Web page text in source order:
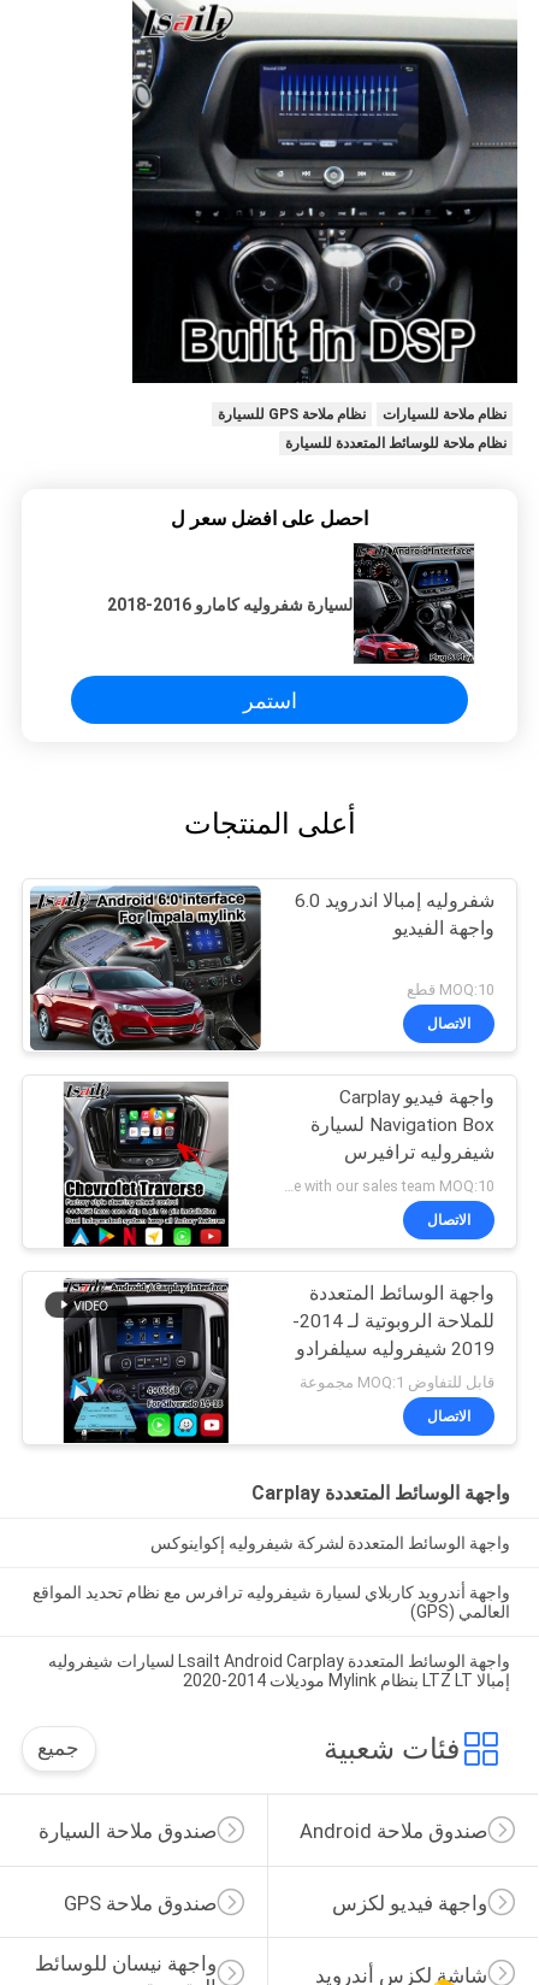
نظام ملاحة للسيارات
نظام ملاحة GPS للسيارة
نظام ملاحة للوسائط المتعددة للسيارة
احصل على افضل سعر ل
لسيارة شفروليه كامارو 2016-2018
استمر
أعلى المنتجات
شفروليه إمبالا اندرويد 6.0
واجهة الفيديو
MOQ:10 قطع
الاتصال
واجهة فيديو Carplay
Navigation Box لسيارة
شيفروليه ترافيرس
android auto
الاتصال
واجهة الوسائط المتعددة
للملاحة الروبوتية لـ 2014-
2019 شيفروليه سيلفرادو
1500 2500 3500 نظام
ميلينك
قابل للتفاوض MOQ:1 مجموعة
الاتصال
واجهة الوسائط المتعددة Carplay
واجهة الوسائط المتعددة لشركة شيفروليه إكواينوكس
واجهة أندرويد كاربلاي لسيارة شيفروليه ترافرس مع نظام تحديد المواقع
العالمي (GPS)
واجهة الوسائط المتعددة Lsailt Android Carplay لسيارات شيفروليه
إمبالا LTZ LT بنظام Mylink موديلات 2014-2020
فئات شعبية جميع
صندوق ملاحة السيارة صندوق ملاحة Android
صندوق ملاحة GPS واجهة فيديو لكزس
واجهة نيسان للوسائط
شاشة لكزس أندرويد